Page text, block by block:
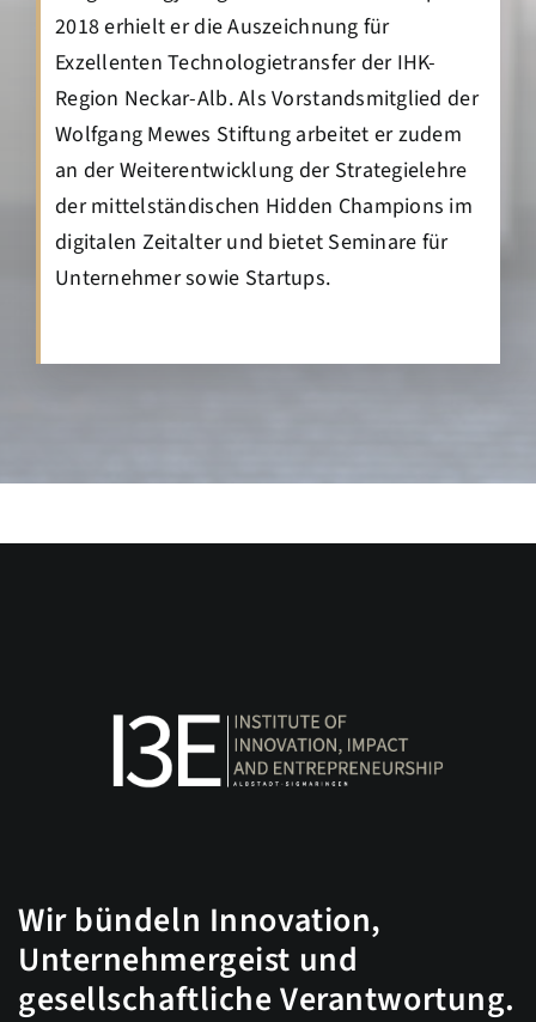
2018 erhielt er die Auszeichnung für
Exzellenten Technologietransfer der IHK-
Region Neckar-Alb. Als Vorstandsmitglied der
Wolfgang Mewes Stiftung arbeitet er zudem
an der Weiterentwicklung der Strategielehre
der mittelständischen Hidden Champions im
digitalen Zeitalter und bietet Seminare für
Unternehmer sowie Startups.
Wir bündeln Innovation,
Unternehmergeist und
gesellschaftliche Verantwortung.